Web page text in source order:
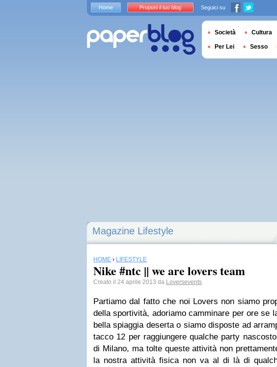
Magazine Lifestyle
HOME › LIFESTYLE
Nike #ntc || we are lovers team
Creato il 24 aprile 2013 da Loversevents
Partiamo dal fatto che noi Lovers non siamo
della sportività, adoriamo camminare per ore se
bella spiaggia deserta o siamo disposte ad
tacco 12 per raggiungere qualche party
di Milano, ma tolte queste attività non
la nostra attività fisica non va al di là di
Home Proponi il tuo blog Seguici su
Società Cultura
Per Lei Sesso